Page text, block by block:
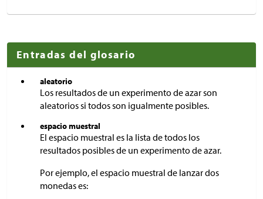
Entradas del glosario
aleatorio
Los resultados de un experimento de azar son
aleatorios si todos son igualmente posibles.
espacio muestral
El espacio muestral es la lista de todos los
resultados posibles de un experimento de azar.
Por ejemplo, el espacio muestral de lanzar dos
monedas es: